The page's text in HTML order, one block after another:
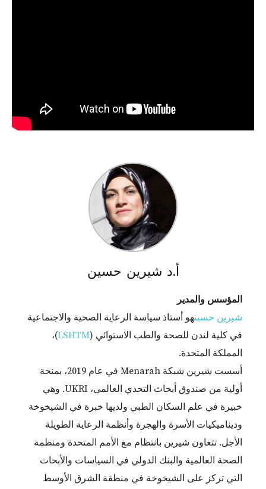
أ.د شيرين حسين
المؤسس والمدير
شيرين حسينهو أستاذ سياسة الرعاية الصحية والاجتماعية
في كلية لندن للصحة والطب الاستوائي (LSHTM)،
المملكة المتحدة.
أسست شيرين شبكة Menarah في عام 2019، بمنحة
أولية من صندوق أبحاث التحدي العالمي، UKRI. وهي
خبيرة في علم السكان الطبي ولديها خبرة في الشيخوخة
وديناميكيات الأسرة والهجرة وأنظمة الرعاية الطويلة
الأجل. تتعاون شيرين بانتظام مع الأمم المتحدة ومنظمة
الصحة العالمية والبنك الدولي في السياسات والأبحاث
التي تركز على الشيخوخة في منطقة الشرق الأوسط